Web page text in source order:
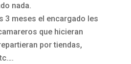
nada.
3 meses el encargado les
que hicieran
por tiendas,